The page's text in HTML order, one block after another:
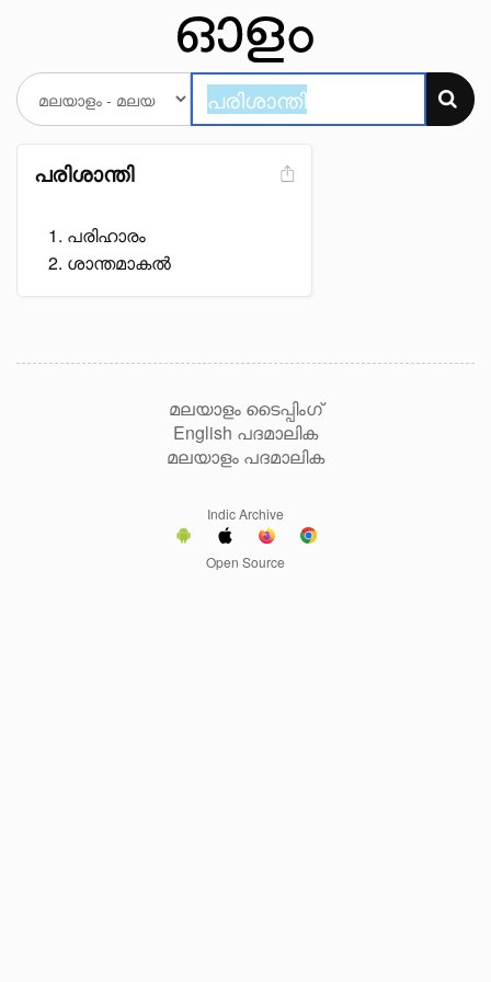
പരിശാന്തി
പരിഹാരം
ശാന്തമാകൽ
മലയാളം ടൈപ്പിംഗ്
English പദമാലിക
മലയാളം പദമാലിക
Indic Archive
Open Source